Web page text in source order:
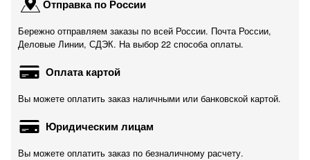
Отправка по России
Бережно отправляем заказы по всей России. Почта России,
Деловые Линии, СДЭК. На выбор 22 способа оплаты.
Оплата картой
Вы можете оплатить заказ наличными или банковской картой.
Юридическим лицам
Вы можете оплатить заказ по безналичному расчету.